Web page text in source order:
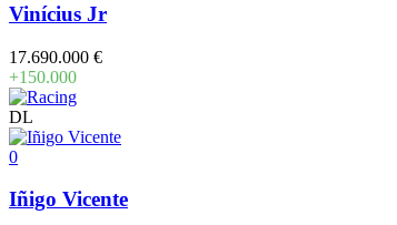
Vinícius Jr
17.690.000 €
+150.000
DL
0
Iñigo Vicente